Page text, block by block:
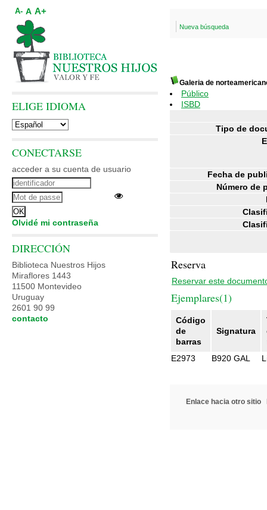
Nueva búsqueda
Galeria de
Público
ISBD
Tipo de
Fecha de
Número de
Reserva
Reservar este
Ejemplares(1)
Código
de
barras
Signatura
E2973
B920 GAL
Enlace hacia otro sitio
A- A A+
ELIGE IDIOMA
CONECTARSE
acceder a su cuenta de usuario
Olvidé mi contraseña
DIRECCIÓN
Biblioteca Nuestros Hijos
Miraflores 1443
11500 Montevideo
Uruguay
2601 90 99
contacto